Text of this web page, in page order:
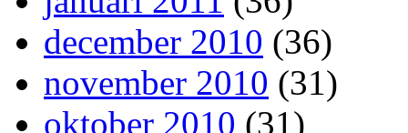
december 2010 (36)
november 2010 (31)
oktober 2010 (31)